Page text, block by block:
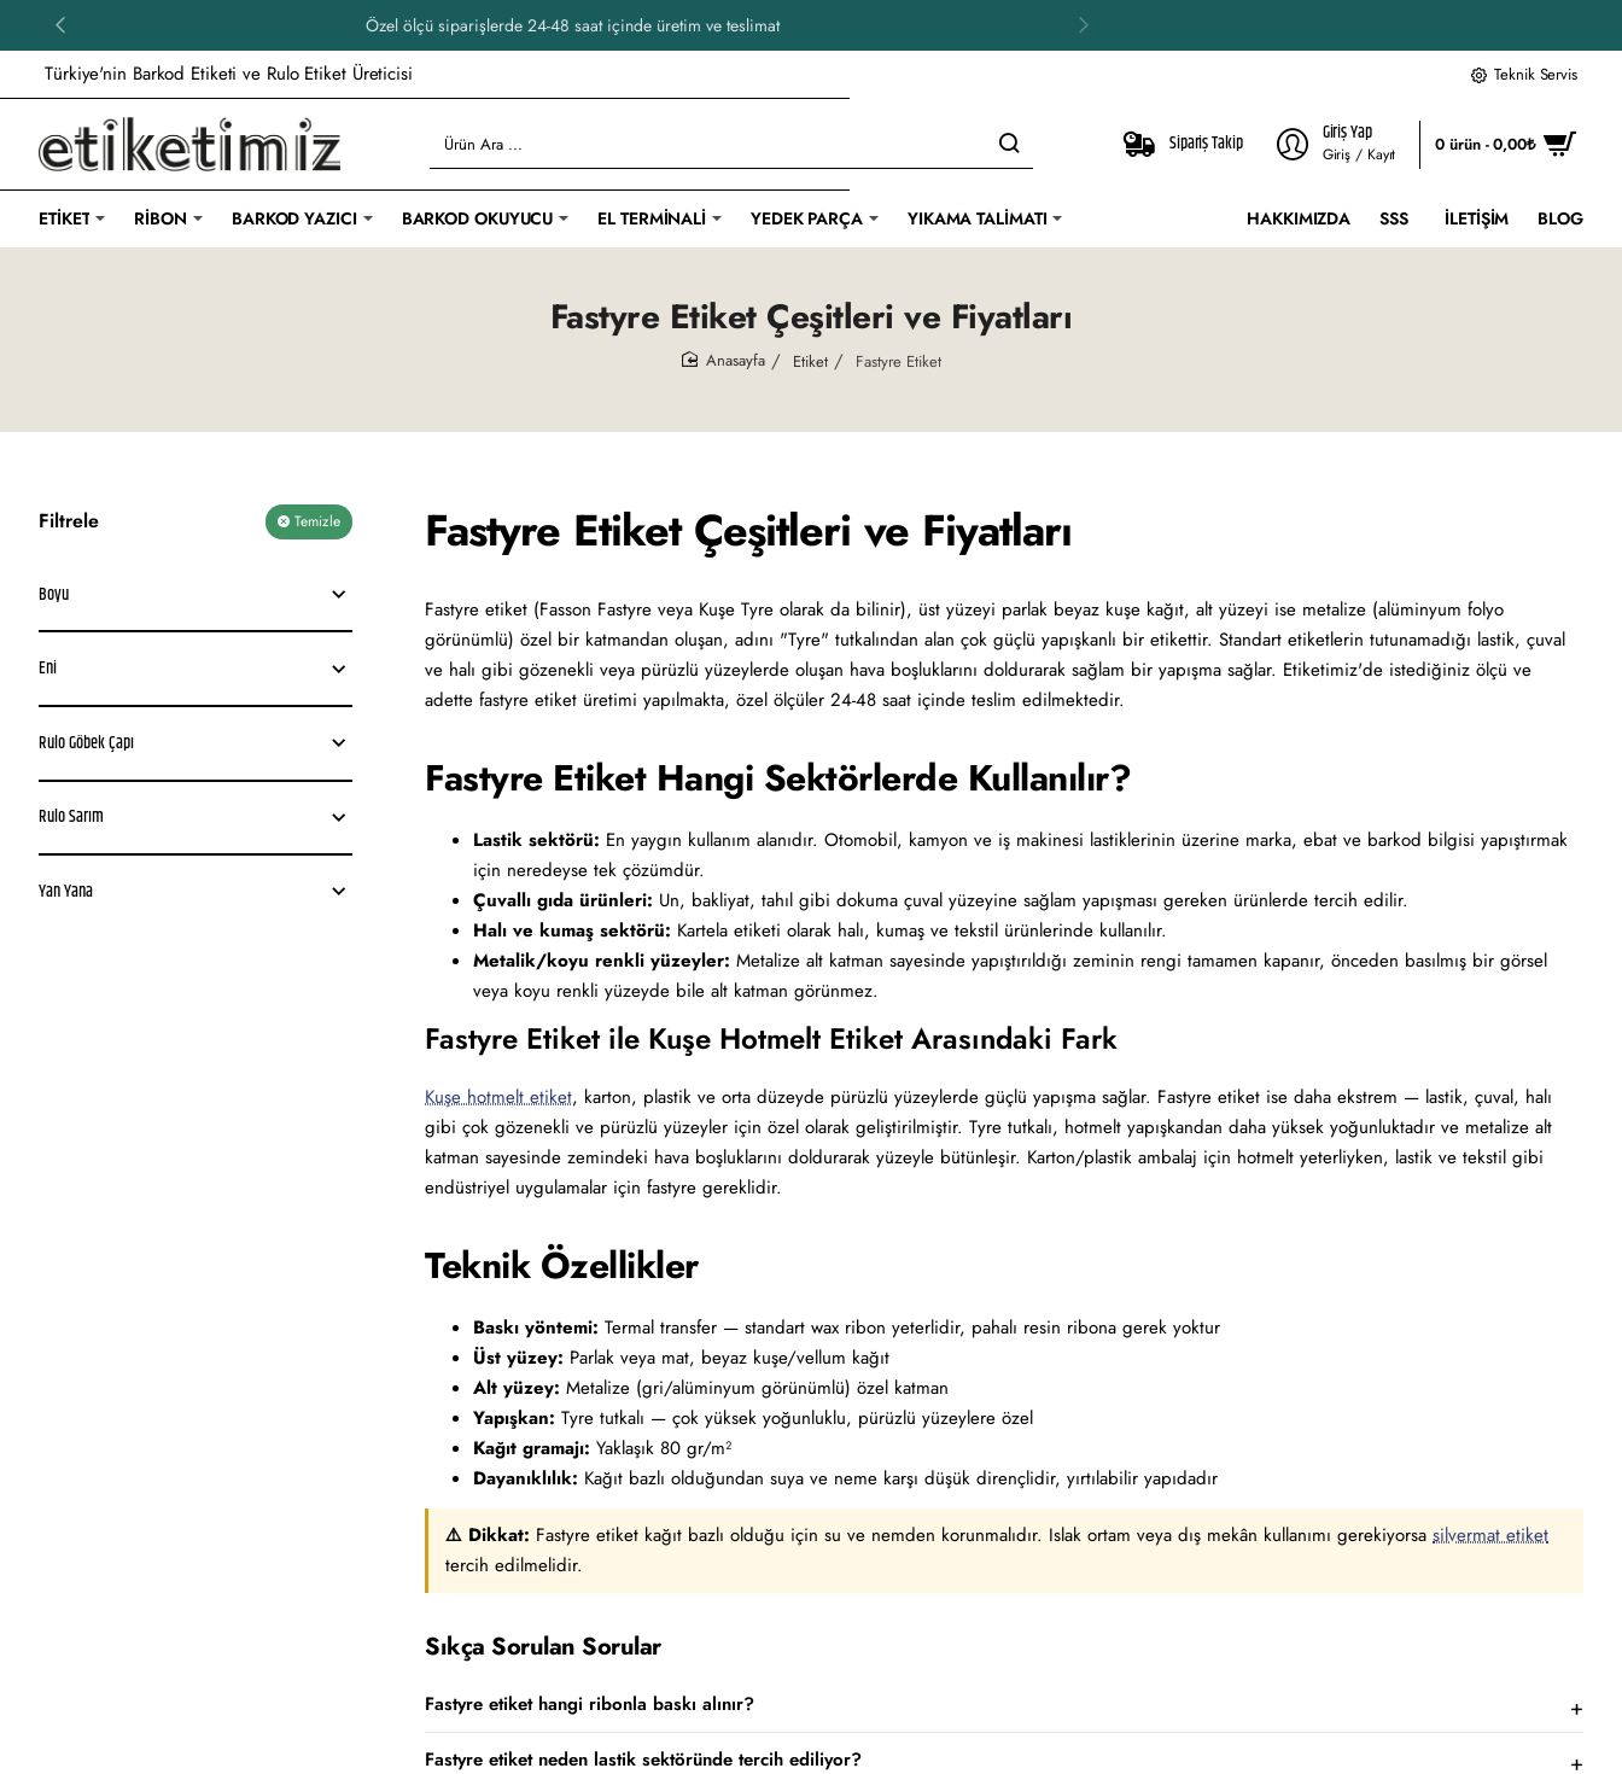
Özel ölçü siparişlerde 24-48 saat içinde üretim ve teslimat
Türkiye'nin Barkod Etiketi ve Rulo Etiket Üreticisi Teknik Servis
Ürün
Ara
...
Sipariş Takip Giriş Yap
Giriş / Kayıt 0 ürün - 0,00₺
ETIKET RIBON BARKOD YAZICI BARKOD OKUYUCU EL TERMINALI YEDEK PARÇA YIKAMA TALIMATI HAKKIMIZDA SSS İLETIŞIM BLOG
Fastyre Etiket Çeşitleri ve Fiyatları
Etiket Fastyre Etiket
Filtrele Temizle
Boyu
Eni
Rulo Göbek Çapı
Rulo Sarım
Yan Yana
Fastyre Etiket Çeşitleri ve Fiyatları
Fastyre etiket (Fasson Fastyre veya Kuşe Tyre olarak da bilinir), üst yüzeyi parlak beyaz kuşe kağıt, alt yüzeyi ise metalize (alüminyum folyo
görünümlü) özel bir katmandan oluşan, adını "Tyre" tutkalından alan çok güçlü yapışkanlı bir etikettir. Standart etiketlerin tutunamadığı lastik, çuval
ve halı gibi gözenekli veya pürüzlü yüzeylerde oluşan hava boşluklarını doldurarak sağlam bir yapışma sağlar. Etiketimiz'de istediğiniz ölçü ve
adette fastyre etiket üretimi yapılmakta, özel ölçüler 24-48 saat içinde teslim edilmektedir.
Fastyre Etiket Hangi Sektörlerde Kullanılır?
Lastik sektörü: En yaygın kullanım alanıdır. Otomobil, kamyon ve iş makinesi lastiklerinin üzerine marka, ebat ve barkod bilgisi yapıştırmak
için neredeyse tek çözümdür.
Çuvallı gıda ürünleri: Un, bakliyat, tahıl gibi dokuma çuval yüzeyine sağlam yapışması gereken ürünlerde tercih edilir.
Halı ve kumaş sektörü: Kartela etiketi olarak halı, kumaş ve tekstil ürünlerinde kullanılır.
Metalik/koyu renkli yüzeyler: Metalize alt katman sayesinde yapıştırıldığı zeminin rengi tamamen kapanır, önceden basılmış bir görsel
veya koyu renkli yüzeyde bile alt katman görünmez.
Fastyre Etiket ile Kuşe Hotmelt Etiket Arasındaki Fark
Kuşe hotmelt etiket, karton, plastik ve orta düzeyde pürüzlü yüzeylerde güçlü yapışma sağlar. Fastyre etiket ise daha ekstrem — lastik, çuval, halı
gibi çok gözenekli ve pürüzlü yüzeyler için özel olarak geliştirilmiştir. Tyre tutkalı, hotmelt yapışkandan daha yüksek yoğunluktadır ve metalize alt
katman sayesinde zemindeki hava boşluklarını doldurarak yüzeyle bütünleşir. Karton/plastik ambalaj için hotmelt yeterliyken, lastik ve tekstil gibi
endüstriyel uygulamalar için fastyre gereklidir.
Teknik Özellikler
Baskı yöntemi: Termal transfer — standart wax ribon yeterlidir, pahalı resin ribona gerek yoktur
Üst yüzey: Parlak veya mat, beyaz kuşe/vellum kağıt
Alt yüzey: Metalize (gri/alüminyum görünümlü) özel katman
Yapışkan: Tyre tutkalı — çok yüksek yoğunluklu, pürüzlü yüzeylere özel
Kağıt gramajı: Yaklaşık 80 gr/m²
Dayanıklılık: Kağıt bazlı olduğundan suya ve neme karşı düşük dirençlidir, yırtılabilir yapıdadır
⚠️ Dikkat: Fastyre etiket kağıt bazlı olduğu için su ve nemden korunmalıdır. Islak ortam veya dış mekân kullanımı gerekiyorsa silvermat etiket
tercih edilmelidir.
Sıkça Sorulan Sorular
Fastyre etiket hangi ribonla baskı alınır?
Fastyre etiket neden lastik sektöründe tercih ediliyor?